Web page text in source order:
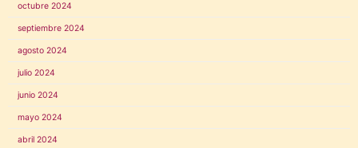
octubre 2024
septiembre 2024
agosto 2024
julio 2024
junio 2024
mayo 2024
abril 2024